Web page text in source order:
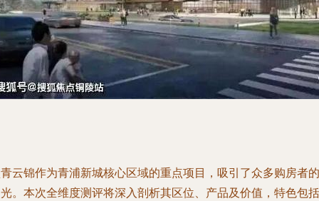
云锦作为青浦新城核心区域的重点项目，吸引了众多购房者的
。本次全维度测评将深入剖析其区位、产品及价值，特色包括